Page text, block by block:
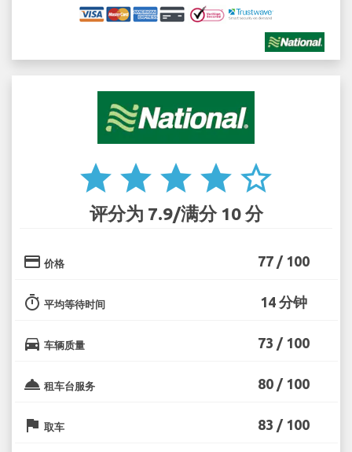
star star star star star_border
评分为 7.9/满分 10 分
credit_card 价格 77 / 100
timer 平均等待时间 14 分钟
directions_car 车辆质量 73 / 100
room_service 租车台服务 80 / 100
flag 取车 83 / 100